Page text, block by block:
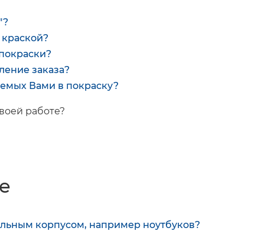
заказа?
Вами в покраску?
работе?
корпусом, например ноутбуков?